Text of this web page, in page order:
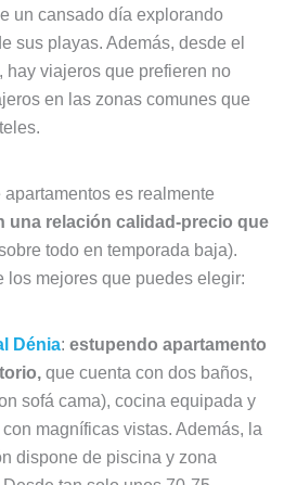
un cansado día explorando
sus playas. Además, desde el
hay viajeros que prefieren no
en las zonas comunes que
es realmente
una relación calidad-precio que
todo en temporada baja).
los mejores que puedes elegir:
Dénia: estupendo apartamento
que cuenta con dos baños,
sofá cama), cocina equipada y
magníficas vistas. Además, la
dispone de piscina y zona